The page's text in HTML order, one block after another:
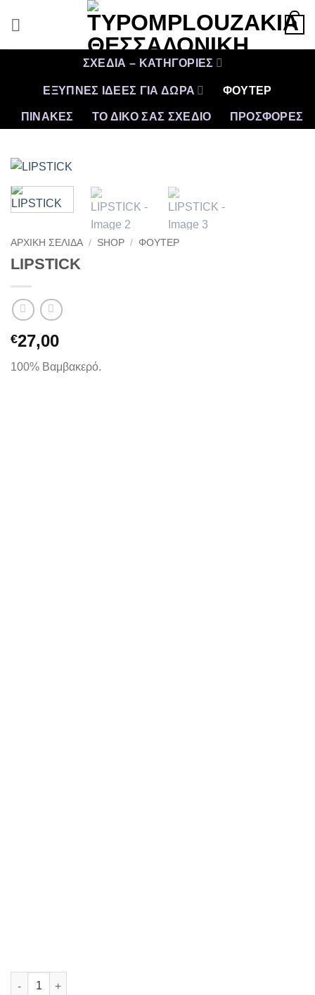
0
ΣΧΕΔΙΑ – ΚΑΤΗΓΟΡΙΕΣ
ΕΞΥΠΝΕΣ ΙΔΕΕΣ ΓΙΑ ΔΩΡΑ ΦΟΥΤΕΡ
ΠΙΝΑΚΕΣ ΤΟ ΔΙΚΟ ΣΑΣ ΣΧΕΔΙΟ ΠΡΟΣΦΟΡΈΣ
ΑΡΧΙΚΉ ΣΕΛΊΔΑ / SHOP / ΦΟΥΤΕΡ
LIPSTICK
€27,00
100% Βαμβακερό.
LIPSTICK ποσότητα